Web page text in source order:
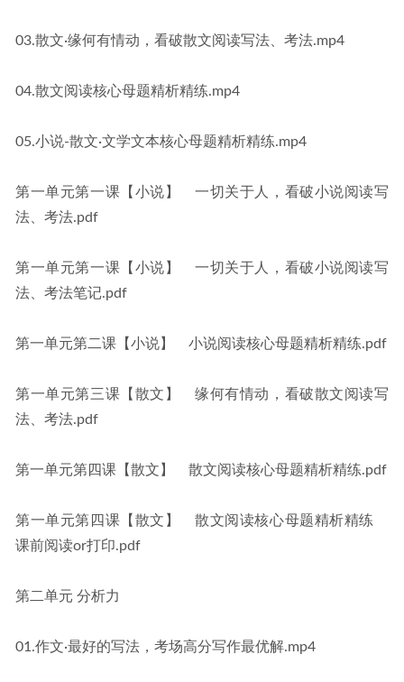
03.散文·缘何有情动，看破散文阅读写法、考法.mp4
04.散文阅读核心母题精析精练.mp4
05.小说-散文·文学文本核心母题精析精练.mp4
第一单元第一课【小说】　一切关于人，看破小说阅读写
法、考法.pdf
第一单元第一课【小说】　一切关于人，看破小说阅读写
法、考法笔记.pdf
第一单元第二课【小说】　小说阅读核心母题精析精练.pdf
第一单元第三课【散文】　缘何有情动，看破散文阅读写
法、考法.pdf
第一单元第四课【散文】　散文阅读核心母题精析精练.pdf
第一单元第四课【散文】　散文阅读核心母题精析精练
课前阅读or打印.pdf
第二单元 分析力
01.作文·最好的写法，考场高分写作最优解.mp4